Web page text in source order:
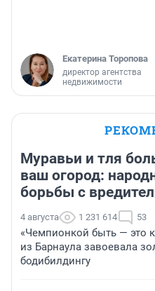
Екатерина Торопова
директор агентства
недвижимости
Муравьи и тля
ваш огород:
борьбы с
4 августа 1 231 614 53
«Чемпионкой быть — это
из Барнаула завоевала
бодибилдингу